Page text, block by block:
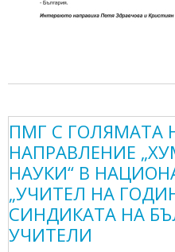
ПМГ С ГОЛЯМАТА
НАПРАВЛЕНИЕ
НАУКИ“ В
„УЧИТЕЛ НА
СИНДИКАТА НА
УЧИТЕЛИ